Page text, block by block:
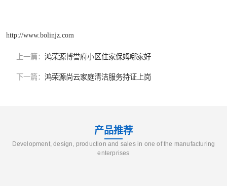
http://www.bolinjz.com
上一篇： 鸿荣源博誉府小区住家保姆哪家好
下一篇： 鸿荣源尚云家庭清洁服务持证上岗
产品推荐
Development, design, production and sales in one of the manufacturing
enterprises